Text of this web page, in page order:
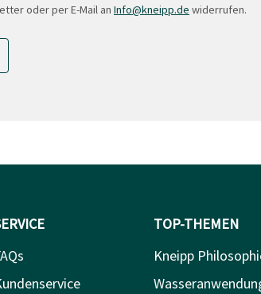
oder per E-Mail an Info@kneipp.de widerrufen.
TOP-THEMEN
Kneipp